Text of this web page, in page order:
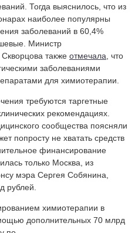
Тогда выяснилось, что из
наиболее популярны
заболеваний в 60,4%
Министр
также отмечала , что
заболеваниями
для химиотерапии.
требуются таргетные
рекомендациях.
сообщества поясняли
попросту не хватать средств
финансирование
только Москва, из
мэра Сергея Собянина,
рублей.
химиотерапии в
дополнительных 70 млрд